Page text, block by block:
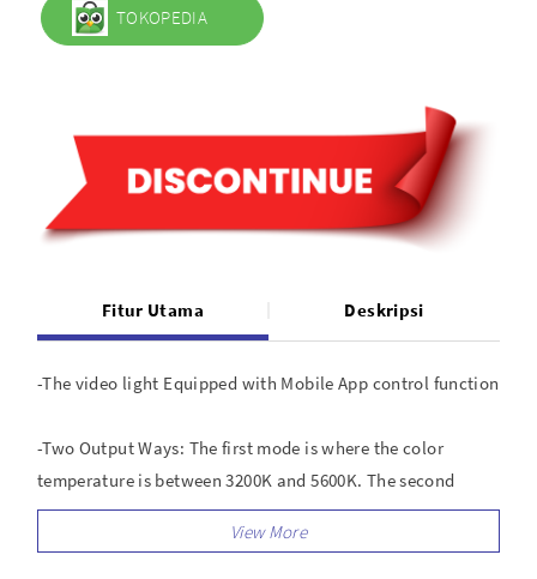
TOKOPEDIA
Fitur Utama Deskripsi
-The video light Equipped with Mobile App control function
-Two Output Ways: The first mode is where the color
temperature is between 3200K and 5600K. The second
mode which allows you to adjust the hue output and color
saturation of red, green and blue from 0% to 100%